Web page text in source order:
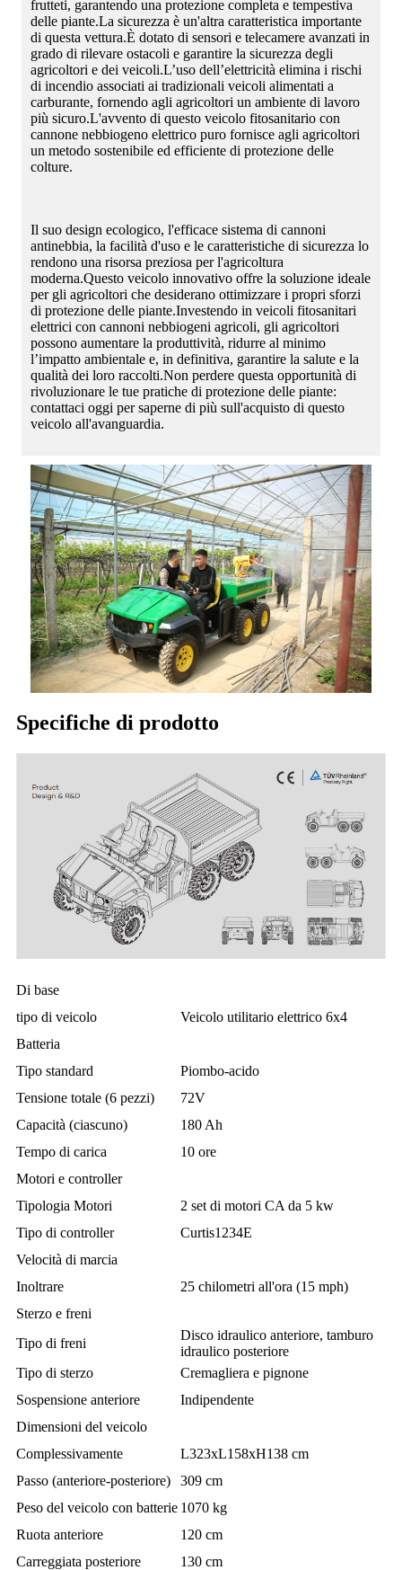
frutteti, garantendo una protezione completa e tempestiva
delle piante.La sicurezza è un'altra caratteristica importante
di questa vettura.È dotato di sensori e telecamere avanzati in
grado di rilevare ostacoli e garantire la sicurezza degli
agricoltori e dei veicoli.L’uso dell’elettricità elimina i rischi
di incendio associati ai tradizionali veicoli alimentati a
carburante, fornendo agli agricoltori un ambiente di lavoro
più sicuro.L'avvento di questo veicolo fitosanitario con
cannone nebbiogeno elettrico puro fornisce agli agricoltori
un metodo sostenibile ed efficiente di protezione delle
colture.
Il suo design ecologico, l'efficace sistema di cannoni
antinebbia, la facilità d'uso e le caratteristiche di sicurezza lo
rendono una risorsa preziosa per l'agricoltura
moderna.Questo veicolo innovativo offre la soluzione ideale
per gli agricoltori che desiderano ottimizzare i propri sforzi
di protezione delle piante.Investendo in veicoli fitosanitari
elettrici con cannoni nebbiogeni agricoli, gli agricoltori
possono aumentare la produttività, ridurre al minimo
l’impatto ambientale e, in definitiva, garantire la salute e la
qualità dei loro raccolti.Non perdere questa opportunità di
rivoluzionare le tue pratiche di protezione delle piante:
contattaci oggi per saperne di più sull'acquisto di questo
veicolo all'avanguardia.
Specifiche di prodotto
Di base
tipo di veicolo
Veicolo utilitario elettrico 6x4
Batteria
Tipo standard
Piombo-acido
Tensione totale (6 pezzi)
72V
Capacità (ciascuno)
180 Ah
Tempo di carica
10 ore
Motori e controller
Tipologia Motori
2 set di motori CA da 5 kw
Tipo di controller
Curtis1234E
Velocità di marcia
Inoltrare
25 chilometri all'ora (15 mph)
Sterzo e freni
Tipo di freni
Disco idraulico anteriore, tamburo
idraulico posteriore
Tipo di sterzo
Cremagliera e pignone
Sospensione anteriore
Indipendente
Dimensioni del veicolo
Complessivamente
L323xL158xH138 cm
Passo (anteriore-posteriore)
309 cm
Peso del veicolo con batterie 1070 kg
Ruota anteriore
120 cm
Carreggiata posteriore
130 cm